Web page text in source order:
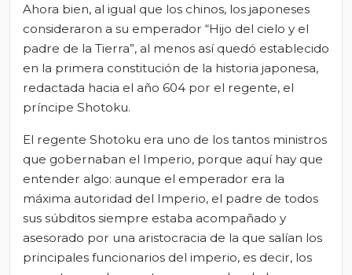
Ahora bien, al igual que los chinos, los japoneses
consideraron a su emperador “Hijo del cielo y el
padre de la Tierra”, al menos así quedó establecido
en la primera constitución de la historia japonesa,
redactada hacia el año 604 por el regente, el
príncipe Shotoku.
El regente Shotoku era uno de los tantos ministros
que gobernaban el Imperio, porque aquí hay que
entender algo: aunque el emperador era la
máxima autoridad del Imperio, el padre de todos
sus súbditos siempre estaba acompañado y
asesorado por una aristocracia de la que salían los
principales funcionarios del imperio, es decir, los